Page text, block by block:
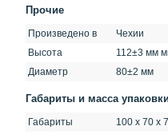
Прочие
Произведено в
Чехии
Высота
112±3 мм
Диаметр
80±2 мм
Габариты и масса
Габариты
100 x 70 x